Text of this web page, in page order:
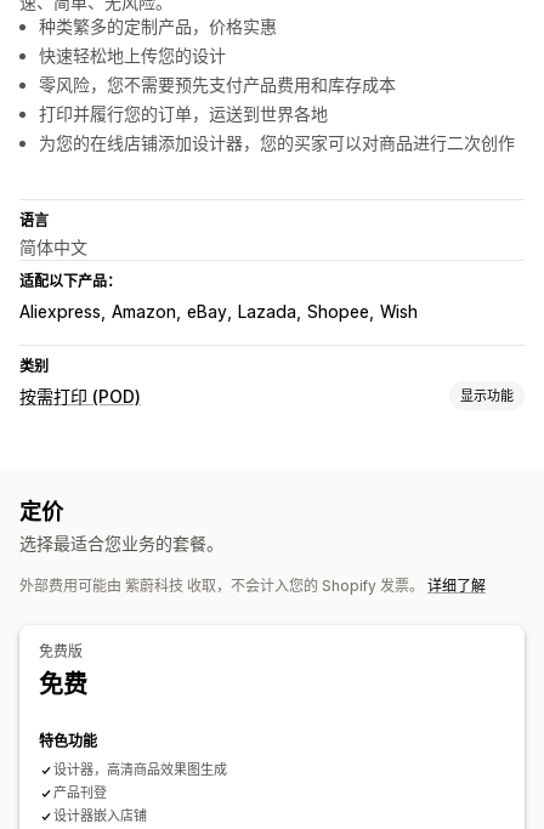
种类繁多的定制产品，价格实惠
快速轻松地上传您的设计
零风险，您不需要预先支付产品费用和库存成本
打印并履行您的订单，运送到世界各地
为您的在线店铺添加设计器，您的买家可以对商品进行二次创作
语言
简体中文
适配以下产品：
Aliexpress Amazon eBay Lazada Shopee Wish
类别
按需打印 (POD) 显示功能
激光工艺 珠宝 宠物产品 墙艺 环保
运输选项
全球发货
定价
选择最适合您业务的套餐。
外部费用可能由 紫蔚科技 收取，不会计入您的 Shopify 发票。 详细了解
免费版
免费
特色功能
设计器，高清商品效果图生成
产品刊登
设计器嵌入店铺